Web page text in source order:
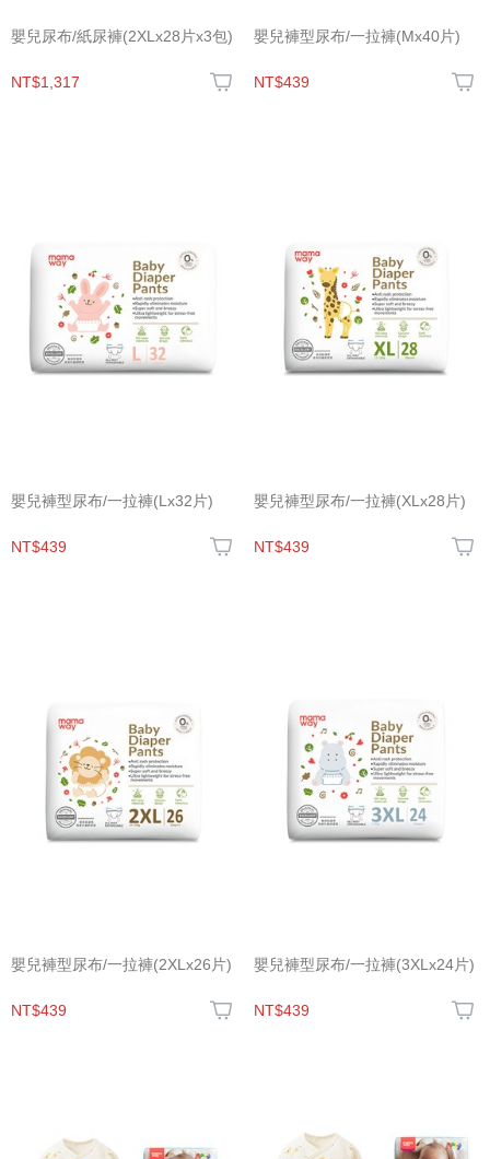
嬰兒尿布/紙尿褲(2XLx28片x3包)
NT$1,317
嬰兒褲型尿布/一拉褲(Mx40片)
NT$439
嬰兒褲型尿布/一拉褲(Lx32片)
NT$439
嬰兒褲型尿布/一拉褲(XLx28片)
NT$439
嬰兒褲型尿布/一拉褲(2XLx26片)
NT$439
嬰兒褲型尿布/一拉褲(3XLx24片)
NT$439